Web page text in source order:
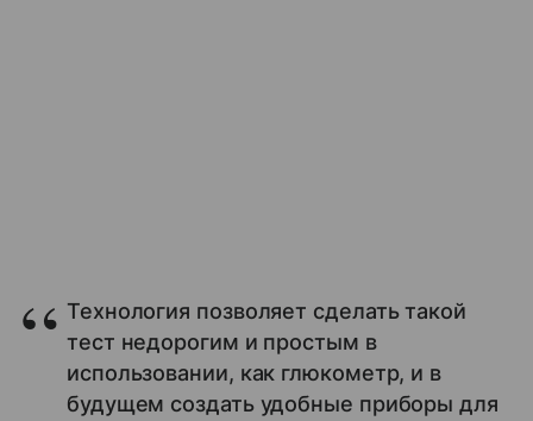
Технология позволяет сделать такой
тест недорогим и простым в
использовании, как глюкометр, и в
будущем создать удобные приборы для